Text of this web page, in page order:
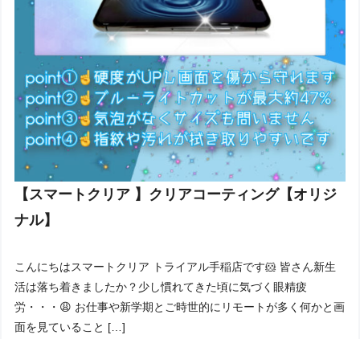
【スマートクリア 】クリアコーティング【オリジ
ナル】
こんにちはスマートクリア トライアル手稲店です🐹 皆さん新生
活は落ち着きましたか？少し慣れてきた頃に気づく眼精疲
労・・・😩 お仕事や新学期とご時世的にリモートが多く何かと画
面を見ていること […]